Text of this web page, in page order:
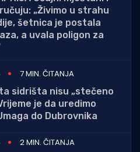
„Živimo u strahu
šetnica je postala
a uvala poligon za
7 MIN. ČITANJA
sidrišta nisu „stečeno
je da uredimo
do Dubrovnika
2 MIN. ČITANJA